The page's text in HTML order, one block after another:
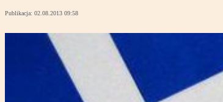
Publikacja: 02.08.2013 09:58